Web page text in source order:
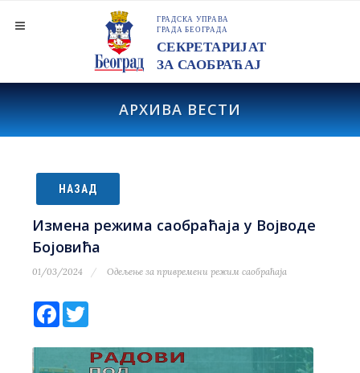
АРХИВА ВЕСТИ
НАЗАД
Измена режима саобраћаја у Војводе
Бојовића
01/03/2024 Одељење за привремени режим саобраћаја
Facebook